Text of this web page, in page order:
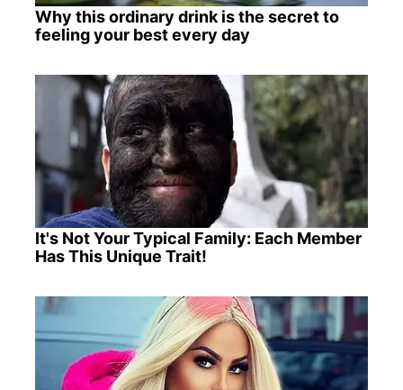
Why this ordinary drink is the secret to
feeling your best every day
It's Not Your Typical Family: Each Member
Has This Unique Trait!